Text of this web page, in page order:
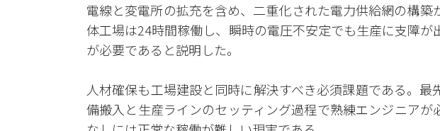
電線と変電所の拡充を含め、二重化された電力供給網の構
体工場は24時間稼働し、瞬時の電圧不安定でも生産に支障
が必要であると説明した。
人材確保も工場建設と同時に解決すべき必須課題である。
備搬入と生産ラインのセッティング過程で熟練エンジニアが